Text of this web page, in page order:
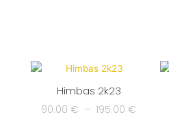
Himbas 2k23
90.00 € – 195.00 €
Plage
90.00